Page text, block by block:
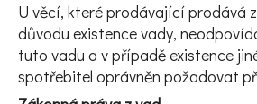
U věcí, které prodávající prodává
důvodu existence vady,
tuto vadu a v případě existence
spotřebitel oprávněn požadovat